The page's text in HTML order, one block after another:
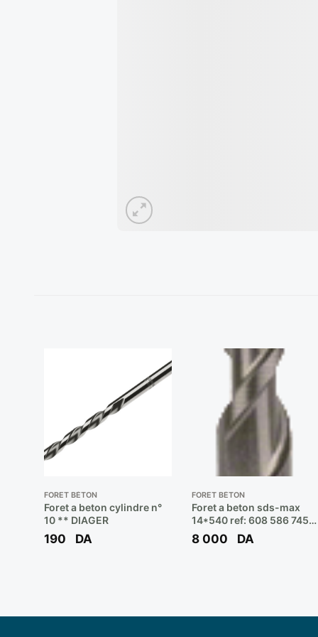
FORET BÉTON
Foret a beton cylindre n°
10 ** DIAGER
190 DA
FORET BÉTON
Foret a beton sds-max
14*540 ref: 608 586 745
** BOSCH
8 000 DA